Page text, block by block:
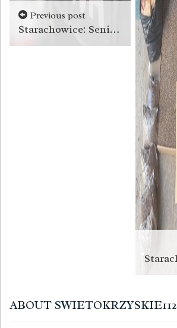
Previous post
Starachowice: Seniorka oszukana metodą 'na wypadek’
ABOUT SWIETOKRZYSKIE112